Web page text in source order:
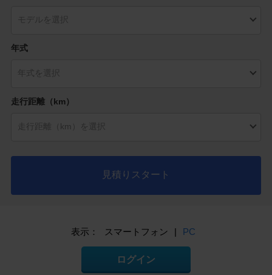
年式
走行距離（km）
見積りスタート
表示： スマートフォン | PC
ログイン